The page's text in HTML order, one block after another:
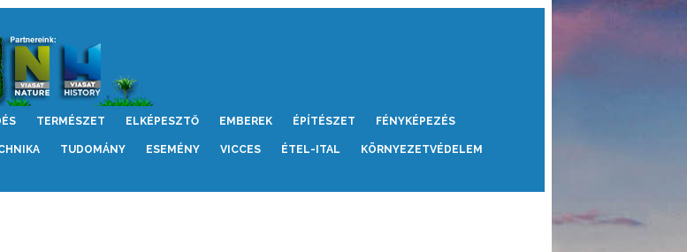
TERMÉSZET ELKÉPESZTŐ EMBEREK ÉPÍTÉSZET FÉNYKÉPEZÉS
TUDOMÁNY ESEMÉNY VICCES ÉTEL-ITAL KÖRNYEZETVÉDELEM